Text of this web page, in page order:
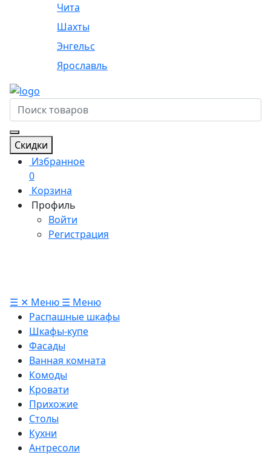
Чита
Шахты
Энгельс
Ярославль
Скидки
Избранное
0
Корзина
Профиль
Войти
Регистрация
☰ ✕ Меню ☰ Меню
Распашные шкафы
Шкафы-купе
Фасады
Ванная комната
Комоды
Кровати
Прихожие
Столы
Кухни
Антресоли